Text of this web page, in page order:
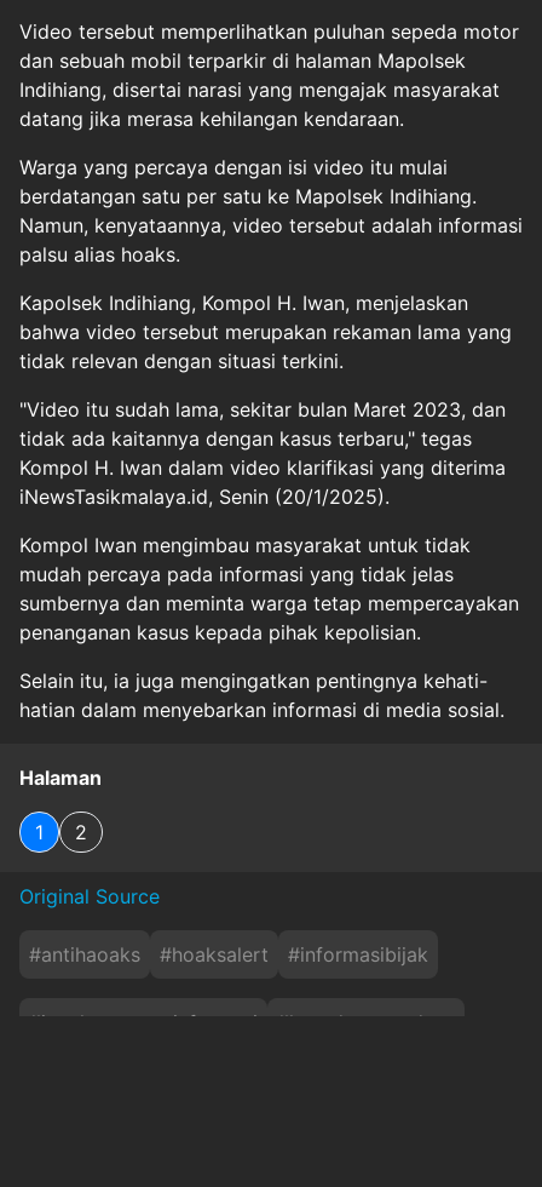
Video tersebut memperlihatkan puluhan sepeda motor
dan sebuah mobil terparkir di halaman Mapolsek
Indihiang, disertai narasi yang mengajak masyarakat
datang jika merasa kehilangan kendaraan.
Warga yang percaya dengan isi video itu mulai
berdatangan satu per satu ke Mapolsek Indihiang.
Namun, kenyataannya, video tersebut adalah informasi
palsu alias hoaks.
Kapolsek Indihiang, Kompol H. Iwan, menjelaskan
bahwa video tersebut merupakan rekaman lama yang
tidak relevan dengan situasi terkini.
"Video itu sudah lama, sekitar bulan Maret 2023, dan
tidak ada kaitannya dengan kasus terbaru," tegas
Kompol H. Iwan dalam video klarifikasi yang diterima
iNewsTasikmalaya.id, Senin (20/1/2025).
Kompol Iwan mengimbau masyarakat untuk tidak
mudah percaya pada informasi yang tidak jelas
sumbernya dan meminta warga tetap mempercayakan
penanganan kasus kepada pihak kepolisian.
Selain itu, ia juga mengingatkan pentingnya kehati-
hatian dalam menyebarkan informasi di media sosial.
Halaman
1 2
Original Source
#antihaoaks #hoaksalert #informasibijak
#jagakeamananinformasi #kesadaranmedsos